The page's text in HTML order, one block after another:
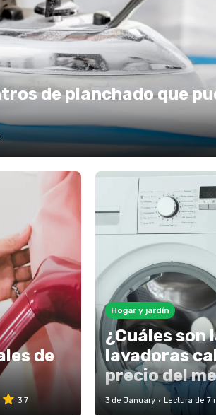
de planchado que
de
3.7
Hogar y jardín
¿Cuáles son
lavadoras
precio del
3 de January Lectura de 7